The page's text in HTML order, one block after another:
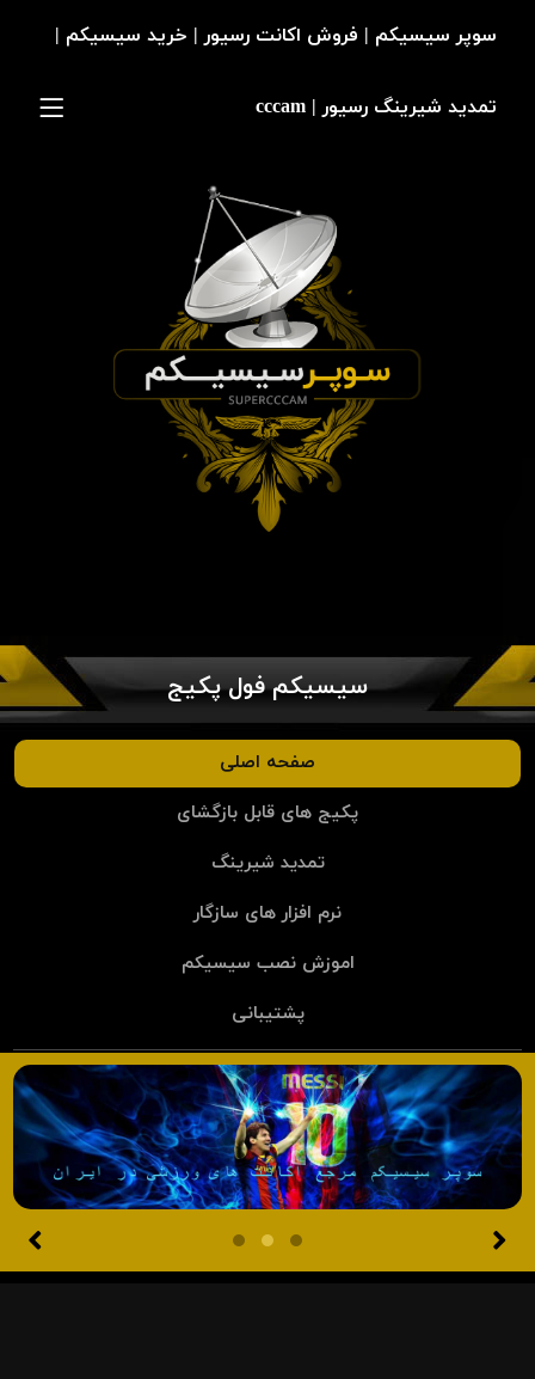
سیسیکم فول پکیج
صفحه اصلی
پکیج های قابل بازگشای
تمدید شیرینگ
نرم افزار های سازگار
اموزش نصب سیسیکم
پشتیبانی
سوپر سیسیکم | فروش اکانت رسیور | خرید سیسیکم |
تمدید شیرینگ رسیور | cccam